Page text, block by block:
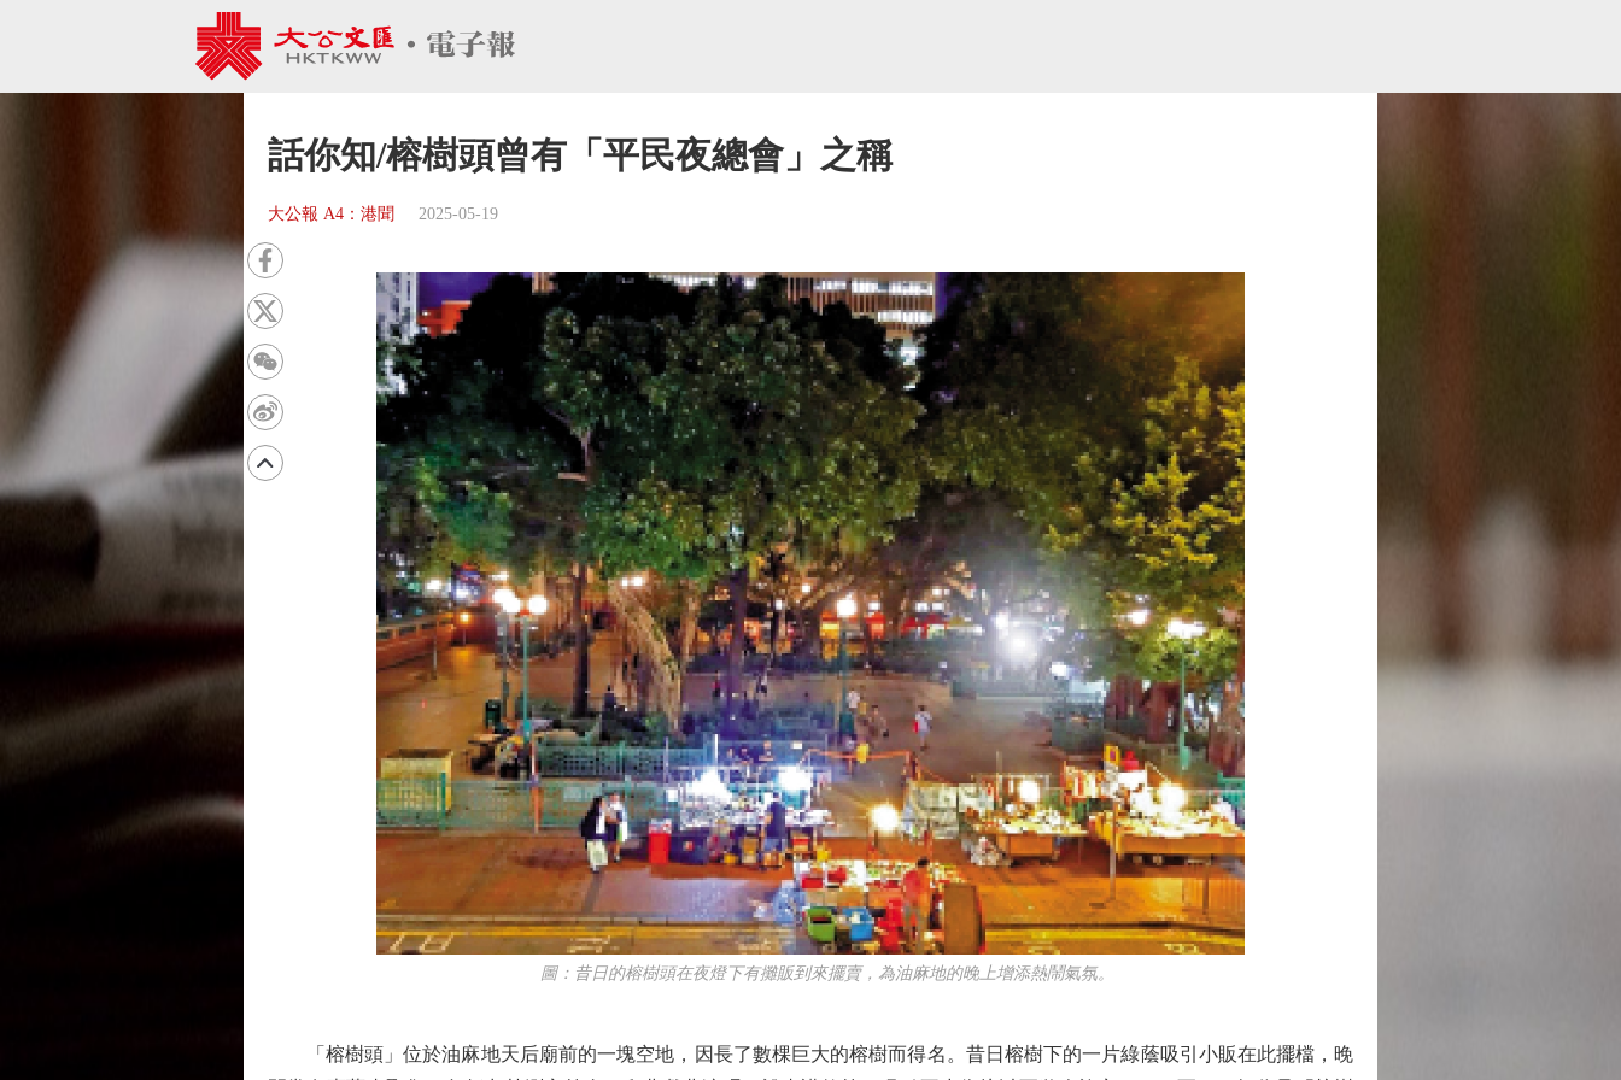
話你知/榕樹頭曾有「平民夜總會」之稱
大公報 A4：港聞 2025-05-19
圖：昔日的榕樹頭在夜燈下有攤販到來擺賣，為油麻地的晚上增添熱鬧氣氛。
「榕樹頭」位於油麻地天后廟前的一塊空地，因長了數棵巨大的榕樹而得名。昔日榕樹下的一片綠蔭吸引小販在此擺檔，晚